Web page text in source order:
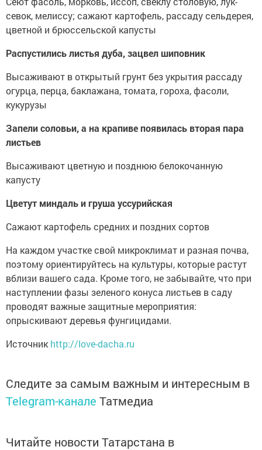
севок, мелиссу; сажают картофель, рассаду сельдерея,
цветной и брюссельской капусты
Распустились листья дуба, зацвел шиповник
Высаживают в открытый грунт без укрытия рассаду
огурца, перца, баклажана, томата, гороха, фасоли,
кукурузы
Запели соловьи, а на крапиве появилась вторая пара
листьев
Высаживают цветную и позднюю белокочанную
капусту
Цветут миндаль и груша уссурийская
Сажают картофель средних и поздних сортов
На каждом участке свой микроклимат и разная почва,
поэтому ориентируйтесь на культуры, которые растут
вблизи вашего сада. Кроме того, не забывайте, что при
наступлении фазы зеленого конуса листьев в саду
проводят важные защитные мероприятия:
опрыскивают деревья фунгицидами.
Источник http://love-dacha.ru
Следите за самым важным и интересным в
Telegram-канале Татмедиа
Читайте новости Татарстана в